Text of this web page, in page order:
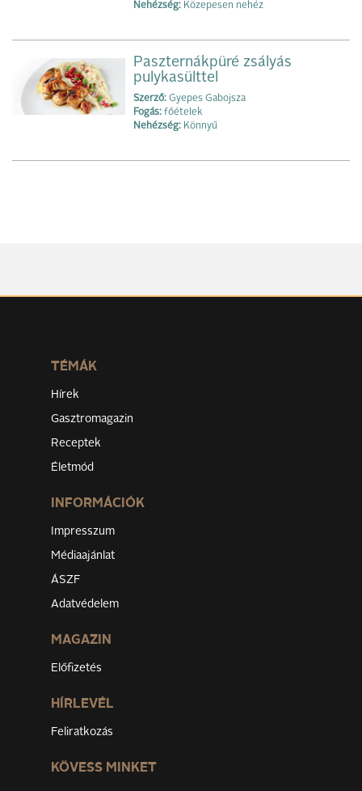
Nehézség: Közepesen nehéz
Paszternákpüré zsályás
pulykasülttel
Szerző: Gyepes Gabojsza
Fogás: főételek
Nehézség: Könnyű
TÉMÁK
Hírek
Gasztromagazin
Receptek
Életmód
INFORMÁCIÓK
Impresszum
Médiaajánlat
ÁSZF
Adatvédelem
MAGAZIN
Előfizetés
HÍRLEVÉL
Feliratkozás
KÖVESS MINKET